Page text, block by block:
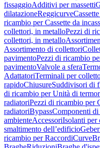
fissaggioAdditivi per massetti
dilatazioneReggicurve
ricambio per Cassette da
collettori, in metalloPezzi di
collettori, in metallo
Assortimento di collettori
pavimentoPezzi di ricambio
pavimentoValvole a sfera
AdattatoriTerminali per
rapidoChiusureSuddivisori di
di ricambio per Unità di
radiatoriPezzi di ricambio per
radiatoriBypassComponenti
ambienteAccessoriIsolanti per
smaltimento dell’edificio
ricambio per RaccordiCurve